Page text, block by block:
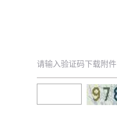
请输入验证码下载附件